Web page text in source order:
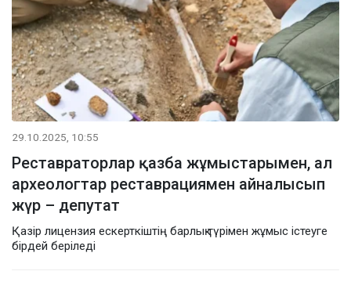
29.10.2025, 10:55
Реставраторлар қазба жұмыстарымен, ал
археологтар реставрациямен айналысып
жүр – депутат
Қазір лицензия ескерткіштің барлық түрімен жұмыс істеуге
бірдей беріледі